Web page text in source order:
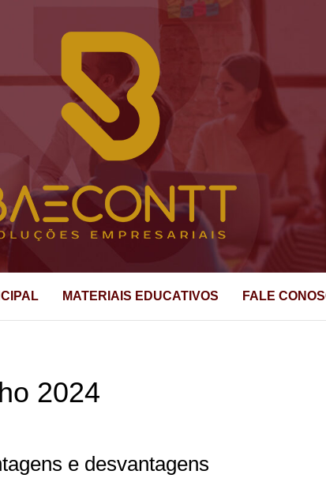
E
MATERIAIS EDUCATIVOS FALE
2024
e desvantagens